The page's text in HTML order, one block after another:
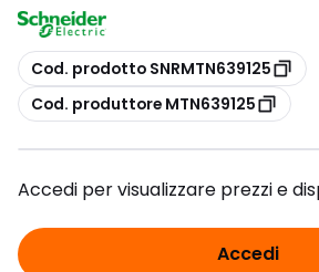
copia
Cod. prodotto SNRMTN639125
copia
Cod. produttore MTN639125
Accedi per visualizzare prezzi e
Accedi